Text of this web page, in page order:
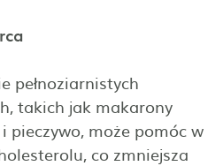
pełnoziarnistych
takich jak makarony
pieczywo, może pomóc w
co zmniejsza